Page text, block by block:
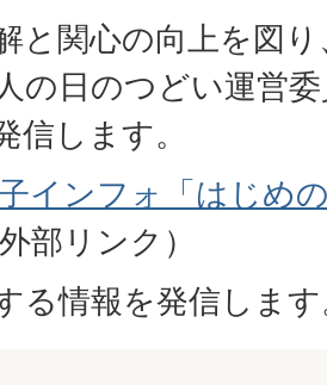
と関心の向上を図
の日のつどい運営
信します。
インフォ「はじめ
外部リンク）
る情報を発信しま